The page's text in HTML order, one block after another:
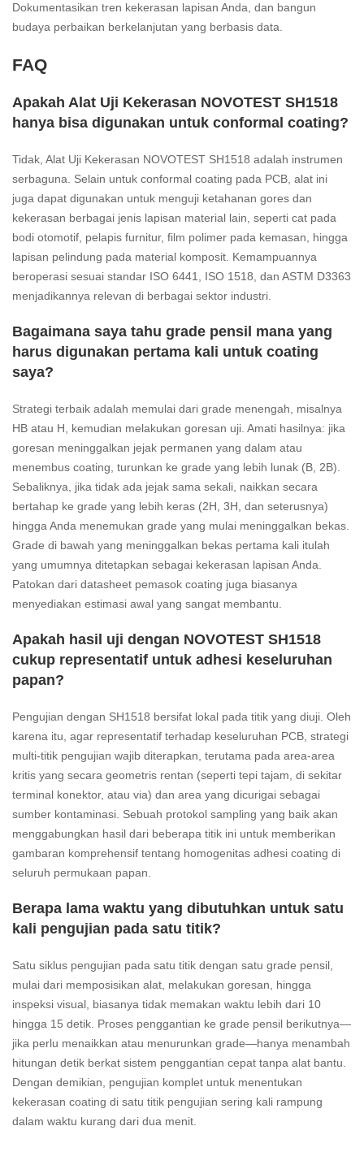
Dokumentasikan tren kekerasan lapisan Anda, dan bangun
budaya perbaikan berkelanjutan yang berbasis data.
FAQ
Apakah Alat Uji Kekerasan NOVOTEST SH1518
hanya bisa digunakan untuk conformal coating?
Tidak, Alat Uji Kekerasan NOVOTEST SH1518 adalah instrumen
serbaguna. Selain untuk conformal coating pada PCB, alat ini
juga dapat digunakan untuk menguji ketahanan gores dan
kekerasan berbagai jenis lapisan material lain, seperti cat pada
bodi otomotif, pelapis furnitur, film polimer pada kemasan, hingga
lapisan pelindung pada material komposit. Kemampuannya
beroperasi sesuai standar ISO 6441, ISO 1518, dan ASTM D3363
menjadikannya relevan di berbagai sektor industri.
Bagaimana saya tahu grade pensil mana yang
harus digunakan pertama kali untuk coating
saya?
Strategi terbaik adalah memulai dari grade menengah, misalnya
HB atau H, kemudian melakukan goresan uji. Amati hasilnya: jika
goresan meninggalkan jejak permanen yang dalam atau
menembus coating, turunkan ke grade yang lebih lunak (B, 2B).
Sebaliknya, jika tidak ada jejak sama sekali, naikkan secara
bertahap ke grade yang lebih keras (2H, 3H, dan seterusnya)
hingga Anda menemukan grade yang mulai meninggalkan bekas.
Grade di bawah yang meninggalkan bekas pertama kali itulah
yang umumnya ditetapkan sebagai kekerasan lapisan Anda.
Patokan dari datasheet pemasok coating juga biasanya
menyediakan estimasi awal yang sangat membantu.
Apakah hasil uji dengan NOVOTEST SH1518
cukup representatif untuk adhesi keseluruhan
papan?
Pengujian dengan SH1518 bersifat lokal pada titik yang diuji. Oleh
karena itu, agar representatif terhadap keseluruhan PCB, strategi
multi-titik pengujian wajib diterapkan, terutama pada area-area
kritis yang secara geometris rentan (seperti tepi tajam, di sekitar
terminal konektor, atau via) dan area yang dicurigai sebagai
sumber kontaminasi. Sebuah protokol sampling yang baik akan
menggabungkan hasil dari beberapa titik ini untuk memberikan
gambaran komprehensif tentang homogenitas adhesi coating di
seluruh permukaan papan.
Berapa lama waktu yang dibutuhkan untuk satu
kali pengujian pada satu titik?
Satu siklus pengujian pada satu titik dengan satu grade pensil,
mulai dari memposisikan alat, melakukan goresan, hingga
inspeksi visual, biasanya tidak memakan waktu lebih dari 10
hingga 15 detik. Proses penggantian ke grade pensil berikutnya—
jika perlu menaikkan atau menurunkan grade—hanya menambah
hitungan detik berkat sistem penggantian cepat tanpa alat bantu.
Dengan demikian, pengujian komplet untuk menentukan
kekerasan coating di satu titik pengujian sering kali rampung
dalam waktu kurang dari dua menit.